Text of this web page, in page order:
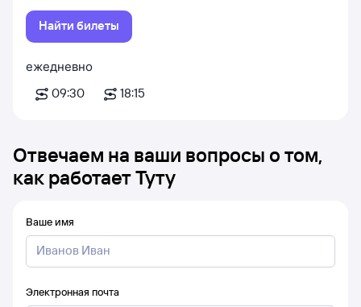
Найти билеты
ежедневно
09:30
18:15
Отвечаем на ваши вопросы о том,
как работает Туту
Ваше имя
Электронная почта